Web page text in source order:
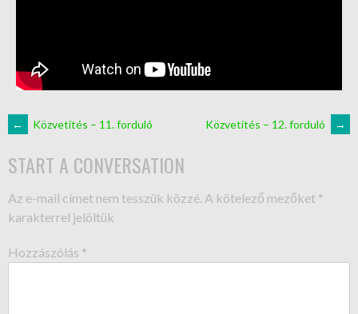
← Közvetítés – 11. forduló Közvetítés – 12. forduló →
START A CONVERSATION
Az e-mail címet nem tesszük közzé. A kötelező mezőket *
karakterrel jelöltük
Hozzászólás *